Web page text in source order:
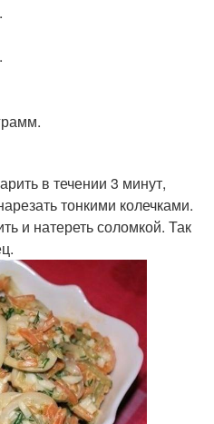
в течении 3 минут,
тонкими колечками.
и натереть соломкой. Так